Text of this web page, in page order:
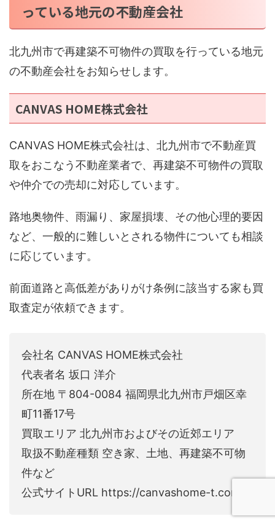
っている地元の不動産会社
北九州市で再建築不可物件の買取を行っている地元
の不動産会社をお知らせします。
CANVAS HOME株式会社
CANVAS HOME株式会社は、北九州市で不動産買
取をおこなう不動産業者で、再建築不可物件の買取
や仲介での売却に対応しています。
路地奥物件、雨漏り、家屋損壊、その他心理的要因
など、一般的に難しいとされる物件についても相談
に応じています。
前面道路と高低差がありがけ条例に該当する家も買
取査定が依頼できます。
会社名 CANVAS HOME株式会社
代表者名 坂口 洋介
所在地 〒804-0084 福岡県北九州市戸畑区幸
町11番17号
買取エリア 北九州市およびその近郊エリア
取扱不動産種類 空き家、土地、再建築不可物
件など
公式サイトURL https://canvashome-t.com/